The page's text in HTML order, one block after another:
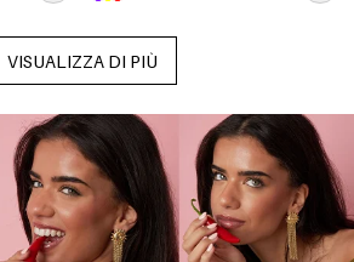
VISUALIZZA DI PIÙ